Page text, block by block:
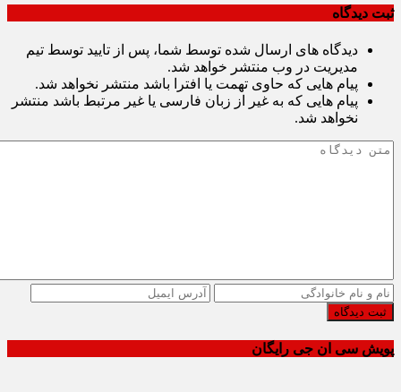
ثبت دیدگاه
دیدگاه های ارسال شده توسط شما، پس از تایید توسط تیم
مدیریت در وب منتشر خواهد شد.
پیام هایی که حاوی تهمت یا افترا باشد منتشر نخواهد شد.
پیام هایی که به غیر از زبان فارسی یا غیر مرتبط باشد منتشر
نخواهد شد.
ثبت دیدگاه
پویش سی ان جی رایگان